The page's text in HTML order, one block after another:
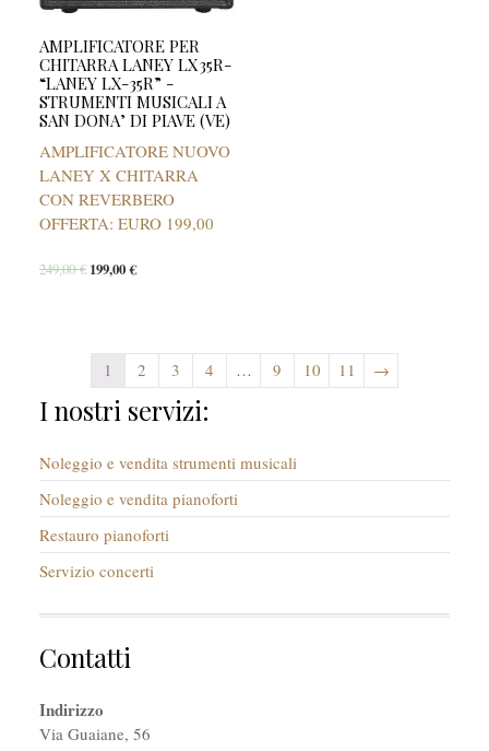
AMPLIFICATORE PER
CHITARRA LANEY LX35R-
“LANEY LX-35R” -
STRUMENTI MUSICALI A
SAN DONA’ DI PIAVE (VE)
AMPLIFICATORE NUOVO
LANEY X CHITARRA
CON REVERBERO
OFFERTA: EURO 199,00
249,00€ 199,00€
1 2 3 4 … 9 10 11 →
I nostri servizi:
Noleggio e vendita strumenti musicali
Noleggio e vendita pianoforti
Restauro pianoforti
Servizio concerti
Contatti
Indirizzo
Via Guaiane, 56